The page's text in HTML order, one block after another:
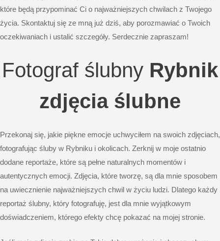
które będą przypominać Ci o najważniejszych chwilach z Twojego
życia. Skontaktuj się ze mną już dziś, aby porozmawiać o Twoich
oczekiwaniach i ustalić szczegóły. Serdecznie zapraszam!
Fotograf ślubny Rybnik
zdjęcia ślubne
Przekonaj się, jakie piękne emocje uchwyciłem na swoich zdjęciach,
fotografując śluby w Rybniku i okolicach. Zerknij w moje ostatnio
dodane reportaże, które są pełne naturalnych momentów i
autentycznych emocji. Zdjęcia, które tworzę, są dla mnie sposobem
na uwiecznienie najważniejszych chwil w życiu ludzi. Dlatego każdy
reportaż ślubny, który fotografuję, jest dla mnie wyjątkowym
doświadczeniem, którego efekty chcę pokazać na mojej stronie.